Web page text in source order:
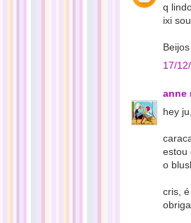
q
ixi
Beijos
17/
anne
hey
estou
o
cris,